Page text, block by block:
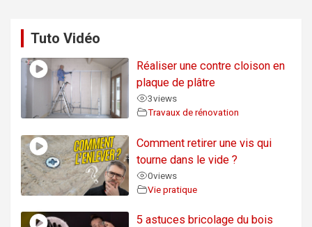
Tuto Vidéo
Réaliser une contre cloison en
plaque de plâtre
3views
Travaux de rénovation
Comment retirer une vis qui
tourne dans le vide ?
0views
Vie pratique
5 astuces bricolage du bois